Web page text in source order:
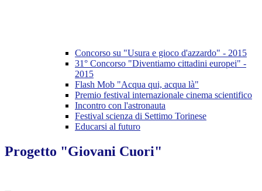
Concorso su "Usura e gioco d'azzardo" - 2015
31° Concorso "Diventiamo cittadini europei" -
2015
Flash Mob "Acqua qui, acqua là"
Premio festival internazionale cinema scientifico
Incontro con l'astronauta
Festival scienza di Settimo Torinese
Educarsi al futuro
Progetto "Giovani Cuori"